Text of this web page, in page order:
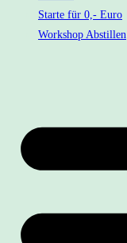
Starte für 0,- Euro
Workshop Abstillen